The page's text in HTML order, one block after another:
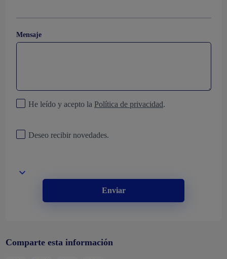
Mensaje
He leído y acepto la Política de privacidad.
Deseo recibir novedades.
Enviar
Comparte esta información